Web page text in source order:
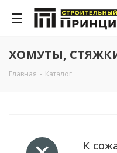
ХОМУТЫ,
Главная - Каталог
К